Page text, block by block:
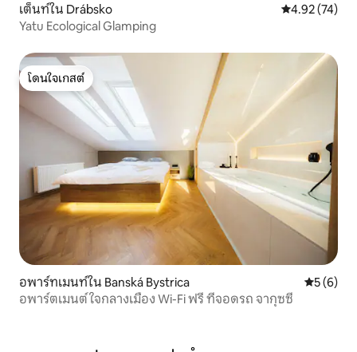
เต็นท์ใน Drábsko คะแนนเฉลี่ย
4.92 (74)
Yatu Ecological Glamping
โดนใจเกสต์
โดนใจเกสต์
อพาร์ทเมนท์ใน Banská Bystrica คะแนนเฉ
5 (6)
อพาร์ตเมนต์ ใจกลางเมือง Wi-Fi ฟรี ที่จอดรถ จากุซซี่